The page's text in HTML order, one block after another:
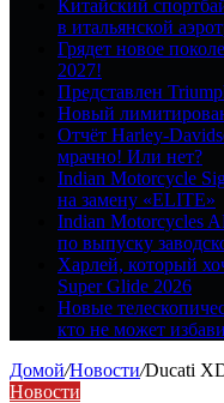
Китайский
в итальянской
Грядет новое
2027!
Представлен
Новый
Отчёт Harley-
мрачно! Или нет?
Indian Motorcycle
на замену «ELITE»
Indian Motorcycles
по выпуску
Харлей, который
Super Glide 2026
Новые
кто не может
Домой/Новости/Ducati
Новости